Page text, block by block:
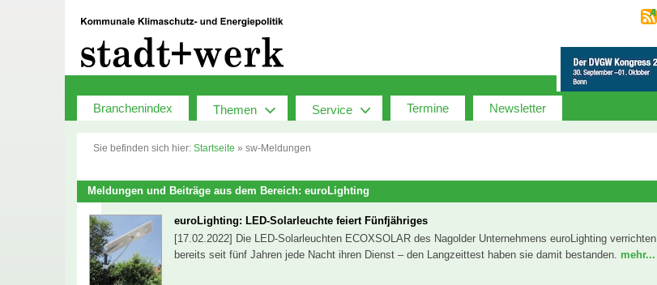
Branchenindex Themen Service Termine Newsletter
Sie befinden sich hier: Startseite » sw-Meldungen
Meldungen und Beiträge aus dem Bereich: euroLighting
euroLighting: LED-Solarleuchte feiert Fünfjähriges
[17.02.2022] Die LED-Solarleuchten ECOXSOLAR des Nagolder Unternehmens euroLighting verrichten
bereits seit fünf Jahren jede Nacht ihren Dienst – den Langzeittest haben sie damit bestanden. mehr...